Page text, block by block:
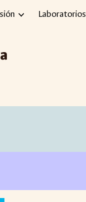
Laboratorios